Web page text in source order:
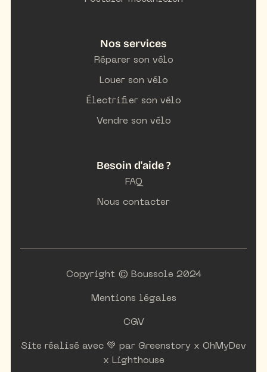
Nos services
Réparer son vélo
Louer son vélo
Électrifier son vélo
Vendre son vélo
Besoin d'aide ?
FAQ
Nous contacter
Copyright © Boussole 2024
Mentions légales
CGV
Site réalisé avec 💚 par Greenstory x OhMyDev
x Lighthouse